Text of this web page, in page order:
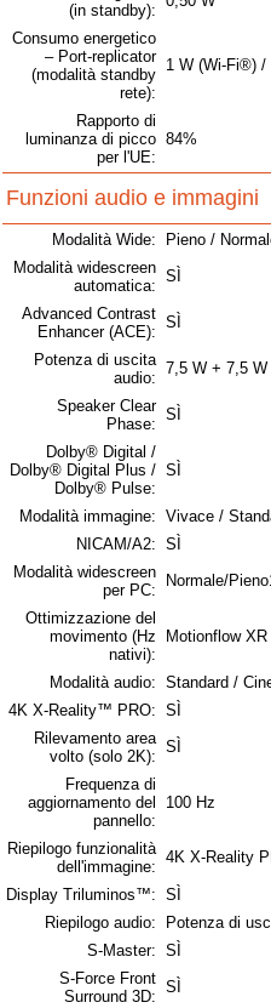
(in standby):
Consumo energetico
– Port-replicator
(modalità standby
rete):
1 W (Wi-Fi®) /
Rapporto di
luminanza di picco
per l'UE:
84%
Funzioni audio e immagini
Modalità Wide:
Pieno /
Modalità widescreen
automatica:
SÌ
Advanced Contrast
Enhancer (ACE):
SÌ
Potenza di uscita
audio:
7,5 W + 7,5
Speaker Clear
Phase:
SÌ
Dolby® Digital /
Dolby® Digital Plus /
Dolby® Pulse:
SÌ
Modalità immagine: Vivace /
NICAM/A2: SÌ
Modalità widescreen
per PC:
Normale/
Ottimizzazione del
movimento (Hz
nativi):
Motionflow XR
Modalità audio: Standard /
4K X-Reality™ PRO: SÌ
Rilevamento area
volto (solo 2K):
SÌ
Frequenza di
aggiornamento del
pannello:
100 Hz
Riepilogo funzionalità
dell'immagine:
4K X-Reality
Display Triluminos™: SÌ
Riepilogo audio:
Potenza di
S-Master: SÌ
S-Force Front
Surround 3D:
SÌ